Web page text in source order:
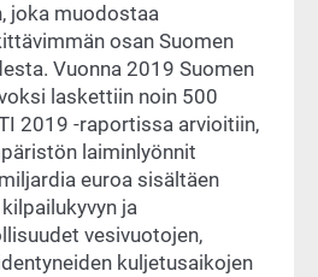
joka muodostaa
osan Suomen
Vuonna 2019 Suomen
laskettiin noin 500
2019 -raportissa arvioitiin,
laiminlyönnit
euroa sisältäen
ja
vesivuotojen,
kuljetusaikojen